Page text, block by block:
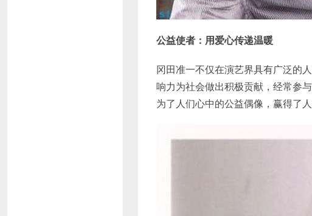
公益使者：用爱心传递温暖
冈田准一不仅在演艺界具有广泛的
响力为社会做出积极贡献，经常参
为了人们心中的公益偶像，赢得了人